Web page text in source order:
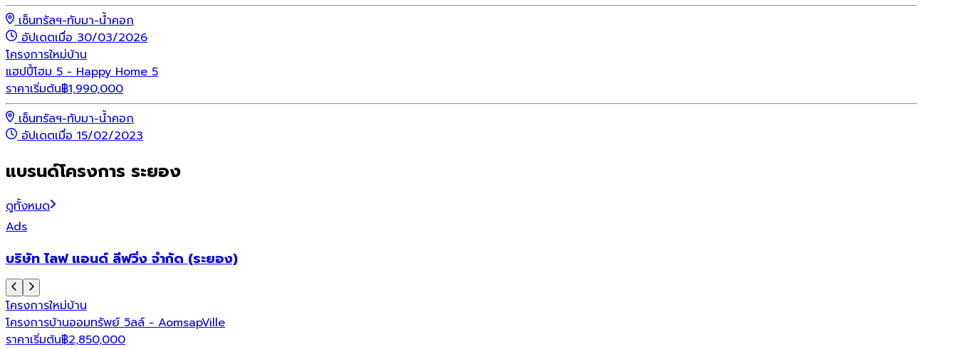
เซ็นทรัลฯ-ทับมา-น้ำคอก
อัปเดตเมื่อ 30/03/2026
โครงการใหม่บ้าน
แฮปปี้โฮม 5 - Happy Home 5
ราคาเริ่มต้น฿1,990,000
เซ็นทรัลฯ-ทับมา-น้ำคอก
อัปเดตเมื่อ 15/02/2023
แบรนด์โครงการ ระยอง
ดูทั้งหมด
Ads
บริษัท ไลฟ แอนด์ ลีฟวิ่ง จำกัด (ระยอง)
โครงการใหม่บ้าน
โครงการบ้านออมทรัพย์ วิลล์ - AomsapVille
ราคาเริ่มต้น฿2,850,000